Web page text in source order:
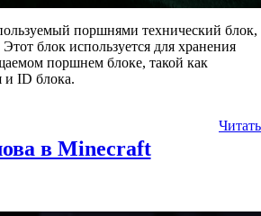
поршнями технический блок,
блок используется для хранения
поршнем блоке, такой как
и ID блока.
Читать
в Minecraft